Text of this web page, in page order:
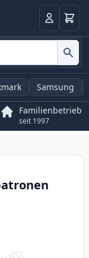
Anmelden
Samsung
Familienbetrieb
seit 1997